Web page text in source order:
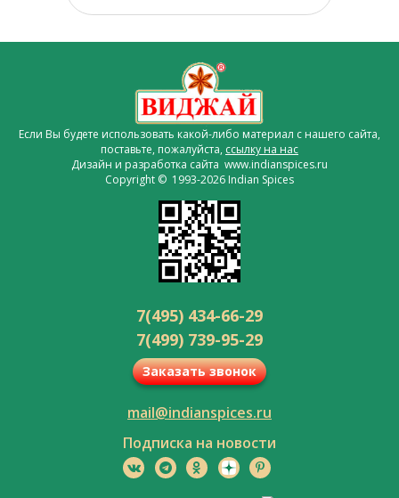
Если Вы будете использовать какой-либо материал с нашего сайта,
поставьте, пожалуйста, ссылку на нас
Дизайн и разработка сайта www.indianspices.ru
Copyright © 1993-2026 Indian Spices
7(495) 434-66-29
7(499) 739-95-29
Заказать звонок
mail@indianspices.ru
Подписка на новости